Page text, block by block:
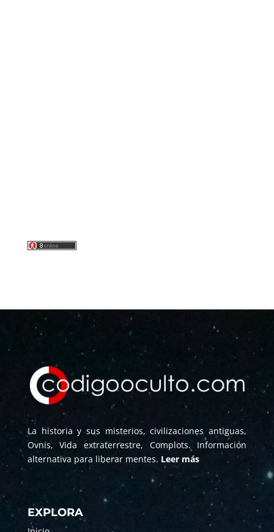
La historia y sus misterios, civilizaciones antiguas,
Ovnis, Vida extraterrestre, Complots. Información
alternativa para liberar mentes. Leer más
EXPLORA